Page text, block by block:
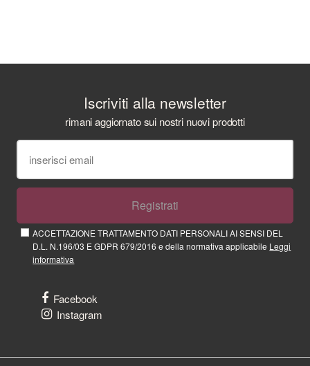
Iscriviti alla newsletter
rimani aggiornato sui nostri nuovi prodotti
Registrati
ACCETTAZIONE TRATTAMENTO DATI PERSONALI AI SENSI DEL
D.L. N.196/03 E GDPR 679/2016 e della normativa applicabile Leggi
informativa
Facebook
Instagram